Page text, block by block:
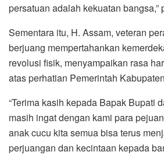
persatuan adalah kekuatan bangsa,”
Sementara itu, H. Assam, veteran
berjuang mempertahankan
revolusi fisik, menyampaikan rasa
atas perhatian Pemerintah
“Terima kasih kepada Bapak Bupati
masih ingat dengan kami para
anak cucu kita semua bisa terus
perjuangan dan kecintaan kepada